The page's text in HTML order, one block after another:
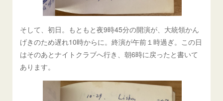
そして、初日。もともと夜9時45分の開演が、大統領かん
げきのため遅れ10時からに。終演が午前１時過ぎ。この日
はそのあとナイトクラブへ行き、朝6時に戻ったと書いて
あります。